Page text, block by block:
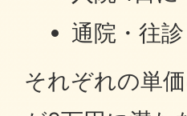
通院・往
それぞれの単